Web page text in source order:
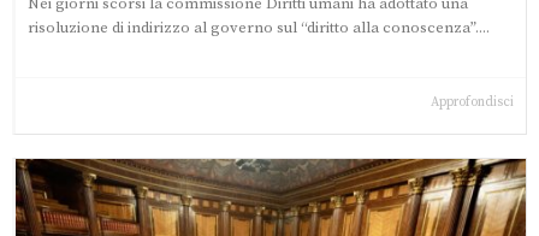
risoluzione di indirizzo al governo sul “diritto alla conoscenza”....
Approfondisci